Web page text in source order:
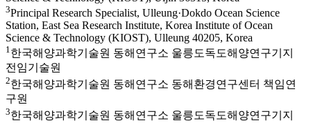
3Principal Research Specialist, Ulleung·Dokdo Ocean Science
Station, East Sea Research Institute, Korea Institute of Ocean
Science & Technology (KIOST), Ulleung 40205, Korea
1 한국해양과학기술원 동해연구소 울릉도독도해양연구기지
전임기술원
2한국해양과학기술원 동해연구소 동해환경연구센터 책임연
구원
3한국해양과학기술원 동해연구소 울릉도독도해양연구기지